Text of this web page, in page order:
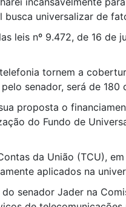
universalizar de
leis nº 9.472, de 16 de
tornem a
senador, será de
proposta o
do Fundo de
da União (TCU),
aplicados na
senador Jader na